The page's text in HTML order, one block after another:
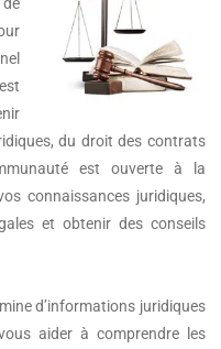
du droit des contrats
est ouverte à la
connaissances juridiques,
et obtenir des conseils
d’informations juridiques
aider à comprendre les